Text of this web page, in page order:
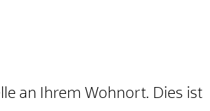
an Ihrem Wohnort. Dies ist